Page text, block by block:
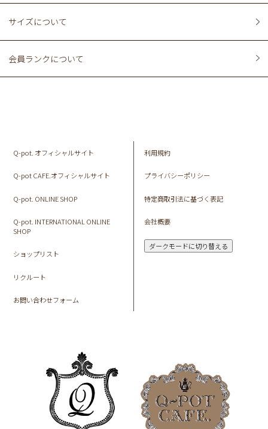
サイズについて
会員ランクについて
Q-pot. オフィシャルサイト
Q-pot CAFE.オフィシャルサイト
Q-pot. ONLINE SHOP
Q-pot. INTERNATIONAL ONLINE
SHOP
ショップリスト
リクルート
お問い合わせフォーム
利用規約
プライバシーポリシー
特定商取引法に基づく表記
会社概要
ダークモードに切り替える